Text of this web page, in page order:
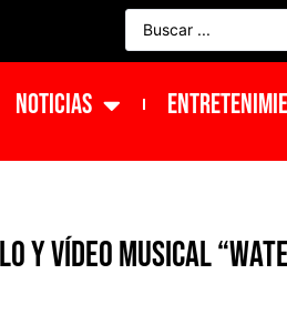
NOTICIAS
y vídeo musical